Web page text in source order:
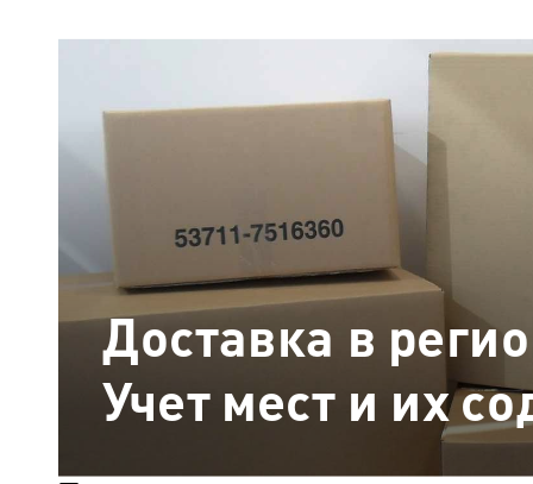
Доставка в
Учет мест и их